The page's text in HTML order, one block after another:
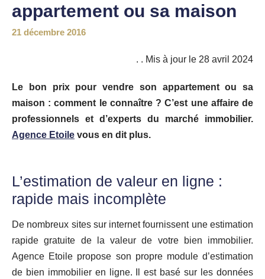
appartement ou sa maison
21 décembre 2016
. . Mis à jour le 28 avril 2024
Le bon prix pour vendre son appartement ou sa
maison : comment le connaître ? C’est une affaire de
professionnels et d’experts du marché immobilier.
Agence Etoile vous en dit plus.
L’estimation de valeur en ligne :
rapide mais incomplète
De nombreux sites sur internet fournissent une estimation
rapide gratuite de la valeur de votre bien immobilier.
Agence Etoile propose son propre module d’estimation
de bien immobilier en ligne. Il est basé sur les données